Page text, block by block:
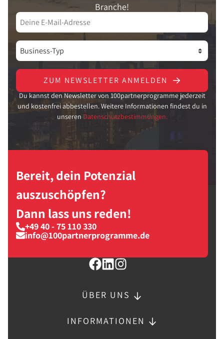
Branche!
ZUM NEWSLETTER ANMELDEN
Du kannst den Newsletter von 100partnerprogramme jederzeit
und kostenfrei abbestellen. Weitere Informationen findest du in
unseren Datenschutzbestimmungen.
Bereit, dein Potenzial
auszuschöpfen?
Dann lass uns reden!
+49 40 - 75 110 330
info@100partnerprogramme.de
ÜBER UNS
INFORMATIONEN